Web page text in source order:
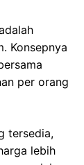
Konsepnya
per orang
tersedia,
lebih